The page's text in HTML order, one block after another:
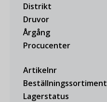
Distrikt
Druvor
Årgång
Procucenter
Artikelnr
Beställningssortiment
Lagerstatus